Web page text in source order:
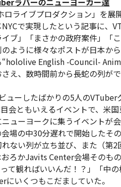
ロライブプロダクション」を展
で実現したという記事に、
イブ」「まさかの政府案件」「
ように様々なポストが日本か
English -Council-
え、数時間前から長蛇の列が
ューしたばかりの5人のVTuber
会ともいえるイベントで、米
ューヨークに集うイベントが
場の中30分遅れで開始したそ
ない列が立ち並び、また（第
ろかJavits Center会場そのも
て観ればいいんだ！？」「中
いくつもこだましていた。